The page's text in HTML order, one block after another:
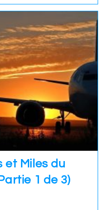
et Miles du
1 de 3)